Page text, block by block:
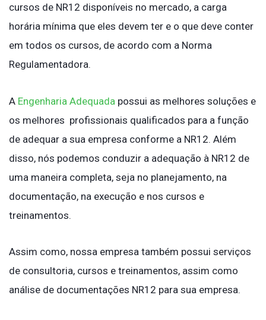
cursos de NR12 disponíveis no mercado, a carga
horária mínima que eles devem ter e o que deve conter
em todos os cursos, de acordo com a Norma
Regulamentadora.
A Engenharia Adequada possui as melhores soluções e
os melhores profissionais qualificados para a função
de adequar a sua empresa conforme a NR12. Além
disso, nós podemos conduzir a adequação à NR12 de
uma maneira completa, seja no planejamento, na
documentação, na execução e nos cursos e
treinamentos.
Assim como, nossa empresa também possui serviços
de consultoria, cursos e treinamentos, assim como
análise de documentações NR12 para sua empresa.